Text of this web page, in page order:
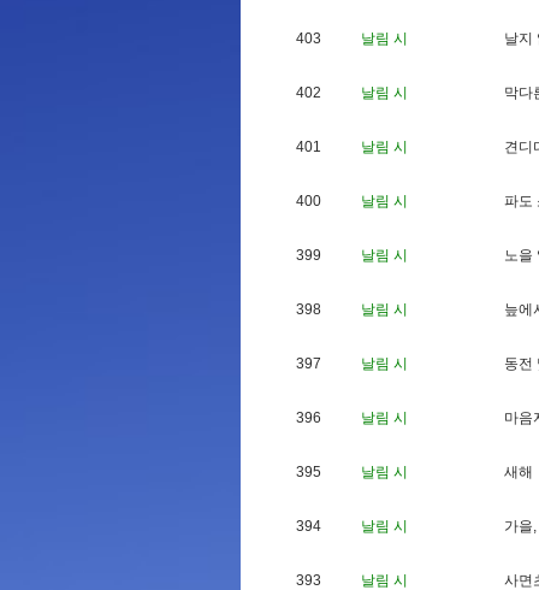
403 날림 시 날지
402 날림 시 막다
401 날림 시 견 디
400 날림 시 파도
399 날림 시 노을
398 날림 시 늪에
397 날림 시 동전
396 날림 시 마음
395 날림 시 새해
394 날림 시 가을,
393 날림 시 사면